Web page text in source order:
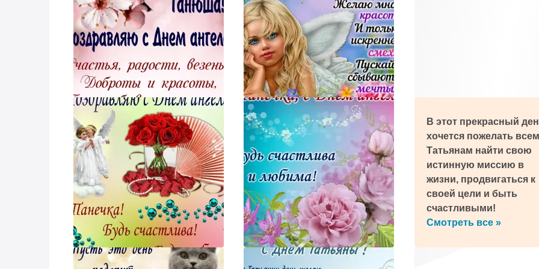
В этот прекрасный
хочется пожелать всем
Татьянам найти свою
истинную миссию в
жизни, продвигаться к
своей цели и быть
счастливыми!
Смотреть все »
Наш телеграм!
Напомним про праздник и пришлем поздравление!